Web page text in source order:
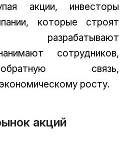
акции, инвесторы
которые строят
разрабатывают
сотрудников,
связь,
росту.
акций